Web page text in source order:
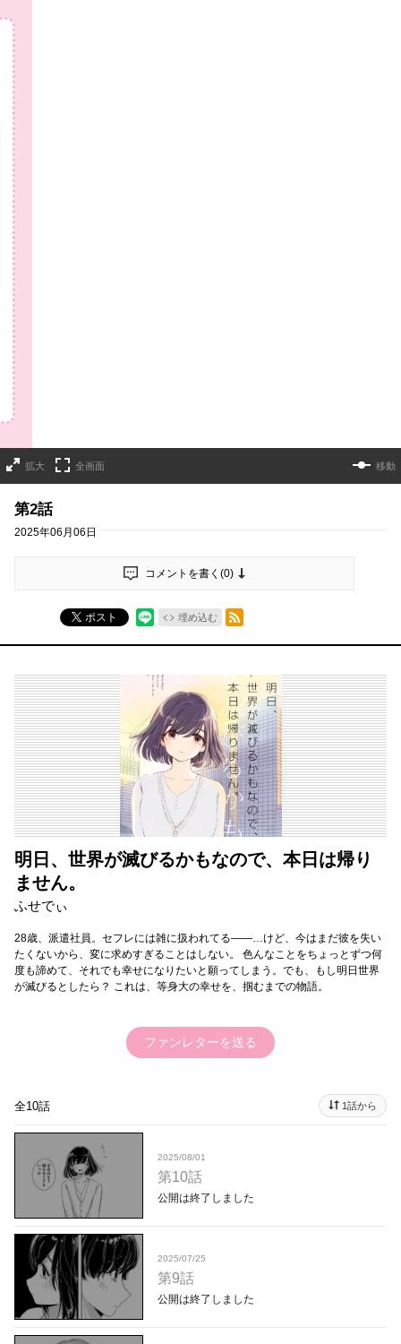
拡大 全画面 移動
第2話
2025年06月06日
コメントを書く(0)
ポスト 埋め込む
RSSフィード
明日、世界が滅びるかもなので、本日は帰り
ません。
ふせでぃ
28歳、派遣社員。セフレには雑に扱われてる――…けど、今はまだ彼を失い
たくないから、変に求めすぎることはしない。 色んなことをちょっとずつ何
度も諦めて、それでも幸せになりたいと願ってしまう。でも、もし明日世界
が滅びるとしたら？ これは、等身大の幸せを、掴むまでの物語。
ファンレターを送る
全10話 1話から
2025/08/01
第10話
公開は終了しました
2025/07/25
第9話
公開は終了しました